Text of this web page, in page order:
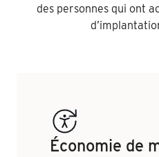
des personnes qui ont
Économie de